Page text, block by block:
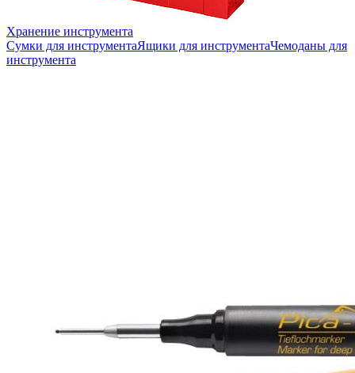
Хранение инструмента
Сумки для инструментаЯщики для инструментаЧемоданы для
инструмента